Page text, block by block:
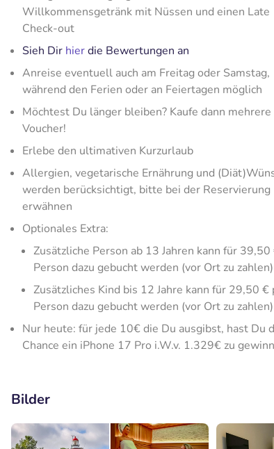
Willkommensgetränk mit Nüssen und einen Late
Check-out
Sieh Dir hierdie Bewertungen an
Anreise eventuell auch am Freitag oder Samstag,
während den Ferien oder an Feiertagen möglich
Möchtest Du länger bleiben? Kaufe dann mehrere
Voucher!
Erlebe den ultimativen Kurzurlaub
Allergien, vegetarische Ernährung und
werden berücksichtigt, bitte bei der Reservierung
erwähnen
Optionales Extra:
Zusätzliche Person ab 13 Jahren kann für 39,50
Person dazu gebucht werden (vor Ort zu zahlen)
Zusätzliches Kind bis 12 Jahre kann für 29,50 €
Person dazu gebucht werden (vor Ort zu zahlen)
Nur heute: für jede 10€ die Du ausgibst, hast Du
Chance ein iPhone 17 Pro i.W.v. 1.329€ zu
Bilder